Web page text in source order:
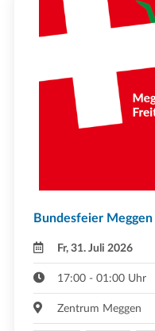
Bundesfeier Meggen
Fr, 31. Juli 2026
17:00 - 01:00 Uhr
Zentrum Meggen